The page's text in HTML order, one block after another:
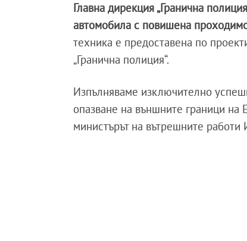
Главна дирекция „Гранична
автомобила с повишена
техника е предоставена по
„Гранична полиция“.
Изпълняваме изключително
опазване на външните граници на
министърът на вътрешните